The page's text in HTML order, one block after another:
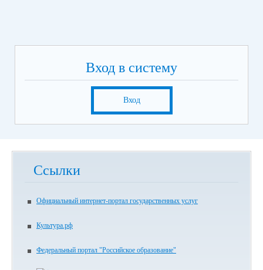
Вход в систему
Вход
Ссылки
Официальный интернет-портал государственных услуг
Культура.рф
Федеральный портал "Российское образование"